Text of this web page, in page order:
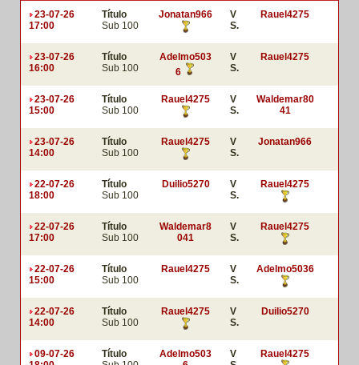
23-07-26
17:00
Título
Sub 100
Jonatan966
V
S.
Rauel4275
23-07-26
16:00
Título
Sub 100
Adelmo503
6
V
S.
Rauel4275
23-07-26
15:00
Título
Sub 100
Rauel4275
V
S.
Waldemar80
41
23-07-26
14:00
Título
Sub 100
Rauel4275
V
S.
Jonatan966
22-07-26
18:00
Título
Sub 100
Duilio5270
V
S.
Rauel4275
22-07-26
17:00
Título
Sub 100
Waldemar8
041
V
S.
Rauel4275
22-07-26
15:00
Título
Sub 100
Rauel4275
V
S.
Adelmo5036
22-07-26
14:00
Título
Sub 100
Rauel4275
V
S.
Duilio5270
09-07-26
Título
Adelmo503
V
Rauel4275